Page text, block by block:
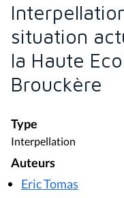
situation
la Haute
Brouckère
Type
Interpellation
Auteurs
Eric Tomas